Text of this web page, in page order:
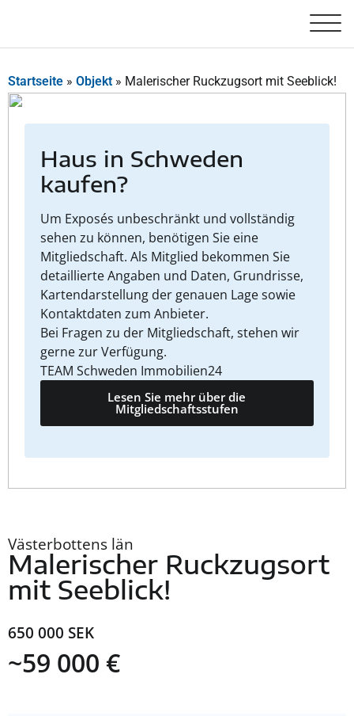
Startseite » Objekt » Malerischer Ruckzugsort mit Seeblick!
Haus in Schweden
kaufen?
Um Exposés unbeschränkt und vollständig
sehen zu können, benötigen Sie eine
Mitgliedschaft. Als Mitglied bekommen Sie
detaillierte Angaben und Daten, Grundrisse,
Kartendarstellung der genauen Lage sowie
Kontaktdaten zum Anbieter.
Bei Fragen zu der Mitgliedschaft, stehen wir
gerne zur Verfügung.
TEAM Schweden Immobilien24
Lesen Sie mehr über die
Mitgliedschaftsstufen
Västerbottens län
Malerischer Ruckzugsort
mit Seeblick!
650 000 SEK
~59 000 €